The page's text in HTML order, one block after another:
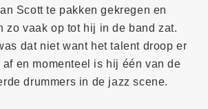
Scott te pakken gekregen en
zo vaak op tot hij in de band zat.
dat niet want het talent droop er
en momenteel is hij één van de
drummers in de jazz scene.